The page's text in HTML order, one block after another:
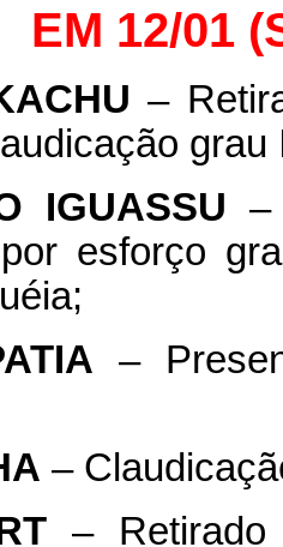
EM 12/01
–
grau
IGUASSU –
esforço
–
–
– Retirado